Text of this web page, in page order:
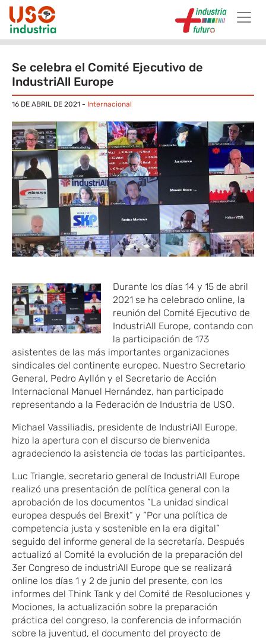
Skip to main content
Se celebra el Comité Ejecutivo de
IndustriAll Europe
16 DE ABRIL DE 2021 - Internacional
Durante los días 14 y 15 de abril
2021 se ha celebrado online, la
reunión del Comité Ejecutivo de
IndustriAll Europe, contando con
la participación de 173
asistentes de las más importantes organizaciones
sindicales del continente europeo. Nuestro Secretario
General, Pedro Ayllón y el Secretario de Acción
Internacional Manuel Hernández, han participado
representando a la Federación de Industria de USO.
Michael Vassiliadis, presidente de IndustriAll Europe,
hizo la apertura con el discurso de bienvenida
agradeciendo la asistencia de todas las participantes.
Luc Triangle, secretario general de IndustriAll Europe
realizó una presentación de política general con la
aprobación de los documentos “La unidad sindical
europea después del Brexit“ y “Por una política de
competencia justa y sostenible en la era digital”
seguido del informe general de la secretaría. Después
actualizó al Comité la evolución de la preparación del
3er Congreso de industriAll Europe que se realizará
online los días 1 y 2 de junio del presente, con los
informes del Think Tank y del Comité de Resoluciones y
Mociones, la actualización sobre la preparación
práctica del congreso, la conferencia de información
sobre la juventud, el documento del proyecto de